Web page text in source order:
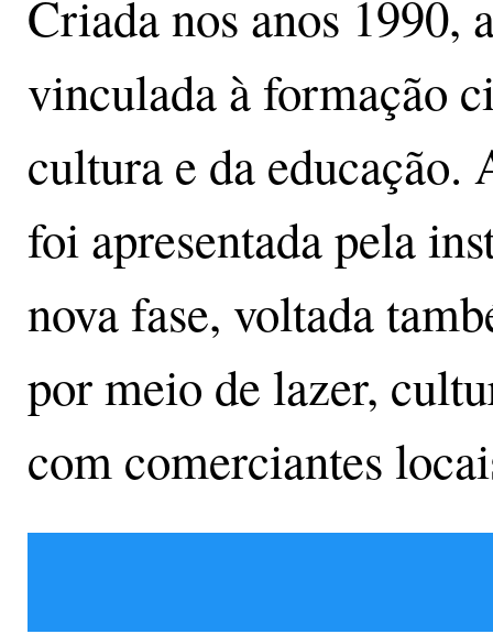
Criada nos anos
vinculada à formação
cultura e da educação.
foi apresentada pela
nova fase, voltada
por meio de lazer,
com comerciantes